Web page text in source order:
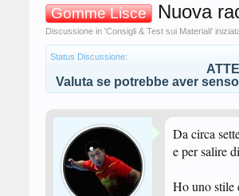
Gomme Lisce Nuova
Discussione in 'Consigli & Test sui Materiali'
Status Discussione:
Valuta se potrebbe aver
Da circa
e per salire
Ho uno stile